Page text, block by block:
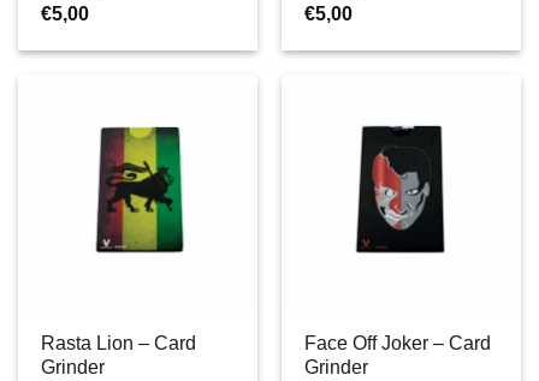
€5,00
€5,00
Rasta Lion – Card
Grinder
Face Off Joker – Card
Grinder